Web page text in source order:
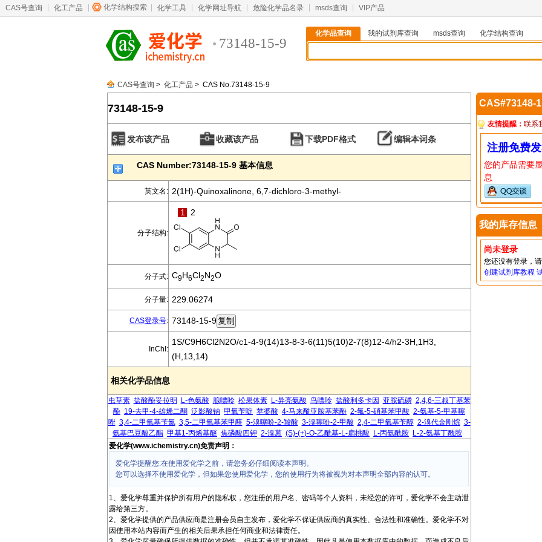
CAS号查询 化工产品 化学结构搜索 化学工具 化学网址导航 危险化学品名录 msds查询 VIP产品
73148-15-9
化学品查询 我的试剂库查询 msds查询
化学结构查询
CAS号查询 > 化工产品 > CAS No.73148-15-9
73148-15-9
发布该产品 收藏该产品 下载PDF格式 编辑本词条
CAS Number:73148-15-9 基本信息
英文名: 2(1H)-Quinoxalinone, 6,7-dichloro-3-methyl-
分子结构:
1 2
分子式: C9H6Cl2N2O
分子量: 229.06274
CAS登录号: 73148-15-9
InChI:
1S/C9H6Cl2N2O/c1-4-9(14)13-8-3-6(11)5(10)2-7(8)12-4/h2-3H,1H3,
(H,13,14)
相关化学品信息
虫草素 盐酸酚妥拉明 L-色氨酸 腺嘌呤 松果体素 L-异亮氨酸 鸟嘌呤 盐酸利多卡因 亚胺硫磷 2,4,6-三叔丁基苯
酚 19-去甲-4-雄烯二酮 泛影酸钠 甲氧苄啶 苹婆酸 4-马来酰亚胺基苯酚 2-氟-5-硝基苯甲酸 2-氨基-5-甲基噻
唑 3,4-二甲氧基苄氯 3,5-二甲氧基苯甲醛 5-溴噻吩-2-羧酸 3-溴噻吩-2-甲酸 2,4-二甲氧基苄醇 2-溴代金刚烷 3-
氨基巴豆酸乙酯 甲基1-丙烯基醚 焦磷酸四钾 2-溴蒽 (S)-(+)-O-乙酰基-L-扁桃酸 L-丙氨酰胺 L-2-氨基丁酰胺
爱化学(www.ichemistry.cn)免责声明：
爱化学提醒您:在使用爱化学之前，请您务必仔细阅读本声明。
您可以选择不使用爱化学，但如果您使用爱化学，您的使用行为将被视为对本声明全部内容的认可。
1、爱化学尊重并保护所有用户的隐私权，您注册的用户名、密码等个人资料，未经您的许可，爱化学不会主动泄
露给第三方。
2、爱化学提供的产品供应商是注册会员自主发布，爱化学不保证供应商的真实性、合法性和准确性。爱化学不对
因使用本站内容而产生的相关后果承担任何商业和法律责任。
CAS#73148-
友情提醒： 联系
注册免费
您的产品需要
息
我的库存信息
尚未登录
您还没有登录，
创建试剂库教程